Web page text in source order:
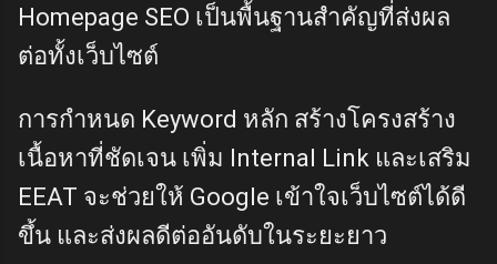
Homepage SEO เป็นพื้นฐานสำคัญที่ส่งผล
ต่อทั้งเว็บไซต์
การกำหนด Keyword หลัก สร้างโครงสร้าง
เนื้อหาที่ชัดเจน เพิ่ม Internal Link และเสริม
EEAT จะช่วยให้ Google เข้าใจเว็บไซต์ได้ดี
ขึ้น และส่งผลดีต่ออันดับในระยะยาว